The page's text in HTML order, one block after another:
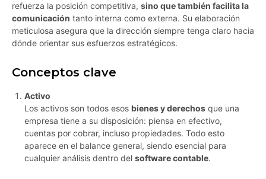
refuerza la posición competitiva, sino que también facilita la
comunicación tanto interna como externa. Su elaboración
meticulosa asegura que la dirección siempre tenga claro hacia
dónde orientar sus esfuerzos estratégicos.
Conceptos clave
Activo
Los activos son todos esos bienes y derechos que una
empresa tiene a su disposición: piensa en efectivo,
cuentas por cobrar, incluso propiedades. Todo esto
aparece en el balance general, siendo esencial para
cualquier análisis dentro del software contable.